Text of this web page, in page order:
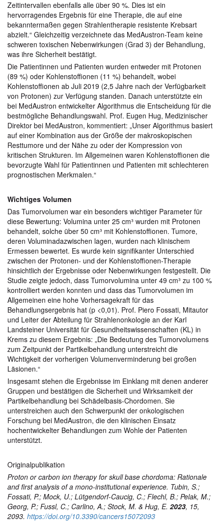
Zeitintervallen ebenfalls alle über 90 %. Dies ist ein
hervorragendes Ergebnis für eine Therapie, die auf eine
bekanntermaßen gegen Strahlentherapie resistente Krebsart
abzielt.“ Gleichzeitig verzeichnete das MedAustron-Team keine
schweren toxischen Nebenwirkungen (Grad 3) der Behandlung,
was ihre Sicherheit bestätigt.
Die Patientinnen und Patienten wurden entweder mit Protonen
(89 %) oder Kohlenstoffionen (11 %) behandelt, wobei
Kohlenstoffionen ab Juli 2019 (2,5 Jahre nach der Verfügbarkeit
von Protonen) zur Verfügung standen. Danach unterstützte ein
bei MedAustron entwickelter Algorithmus die Entscheidung für die
bestmögliche Behandlungswahl. Prof. Eugen Hug, Medizinischer
Direktor bei MedAustron, kommentiert: „Unser Algorithmus basiert
auf einer Kombination aus der Größe der makroskopischen
Resttumore und der Nähe zu oder der Kompression von
kritischen Strukturen. Im Allgemeinen waren Kohlenstoffionen die
bevorzugte Wahl für Patientinnen und Patienten mit schlechteren
prognostischen Merkmalen.“
Wichtiges Volumen
Das Tumorvolumen war ein besonders wichtiger Parameter für
diese Bewertung: Volumina unter 25 cm³ wurden mit Protonen
behandelt, solche über 50 cm³ mit Kohlenstoffionen. Tumore,
deren Voluminadazwischen lagen, wurden nach klinischem
Ermessen bewertet. Es wurde kein signifikanter Unterschied
zwischen der Protonen- und der Kohlenstoffionen-Therapie
hinsichtlich der Ergebnisse oder Nebenwirkungen festgestellt. Die
Studie zeigte jedoch, dass Tumorvolumina unter 49 cm³ zu 100 %
kontrolliert werden konnten und dass das Tumorvolumen im
Allgemeinen eine hohe Vorhersagekraft für das
Behandlungsergebnis hat (p <0,01). Prof. Piero Fossati, Mitautor
und Leiter der Abteilung für Strahlenonkologie an der Karl
Landsteiner Universität für Gesundheitswissenschaften (KL) in
Krems zu diesem Ergebnis: „Die Bedeutung des Tumorvolumens
zum Zeitpunkt der Partikelbehandlung unterstreicht die
Wichtigkeit der vorherigen Volumenverminderung bei großen
Läsionen.“
Insgesamt stehen die Ergebnisse im Einklang mit denen anderer
Gruppen und bestätigen die Sicherheit und Wirksamkeit der
Partikelbehandlung bei Schädelbasis-Chordomen. Sie
unterstreichen auch den Schwerpunkt der onkologischen
Forschung bei MedAustron, die den klinischen Einsatz
hochentwickelter Behandlungen zum Wohle der Patienten
unterstützt.
Originalpublikation
Proton or carbon ion therapy for skull base chordoma: Rationale
and first analysis of a mono-institutional experience. Tubin, S.;
Fossati, P.; Mock, U.; Lutgendorf-Caucig, C.; Flechl, B.; Pelak, M.;
Georg, P.; Fussl, C.; Carlino, A.; Stock, M. & Hug, E. 2023, 15,
2093. https://doi.org/10.3390/cancers15072093